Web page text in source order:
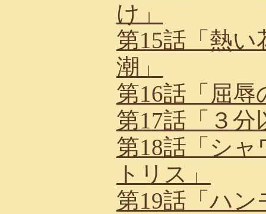
け」
第15話「熱
潮」
第16話「屈辱
第17話「３分
第18話「シ
トリス」
第19話「ハ